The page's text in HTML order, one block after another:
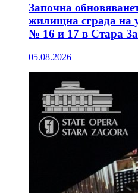
Започна
жилищна сграда на
№ 16 и 17 в Стара
05.08.2026